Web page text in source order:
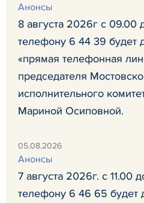
Анонсы
8 августа 2026г с 09.00
телефону 6 44 39 будет
«прямая телефонная
председателя
исполнительного
Мариной Осиповной.
05.08.2026
Анонсы
7 августа 2026г. с 11.00
телефону 6 46 65 будет